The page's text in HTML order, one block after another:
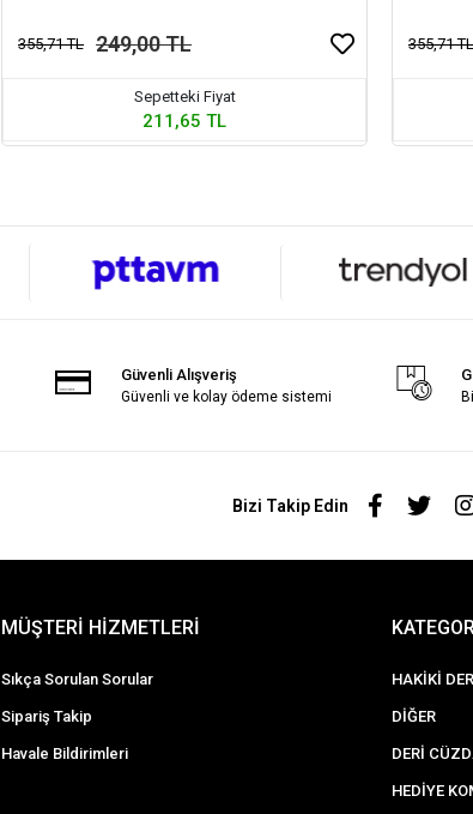
355,71 TL 249,00 TL
Sepetteki Fiyat
211,65 TL
355,71 TL
Güvenli Alışveriş
Güvenli ve kolay ödeme sistemi
Bizi Takip Edin
MÜŞTERİ HİZMETLERİ
Sıkça Sorulan Sorular
Sipariş Takip
Havale Bildirimleri
HAKİKİ
DİĞER
DERİ
HEDİYE